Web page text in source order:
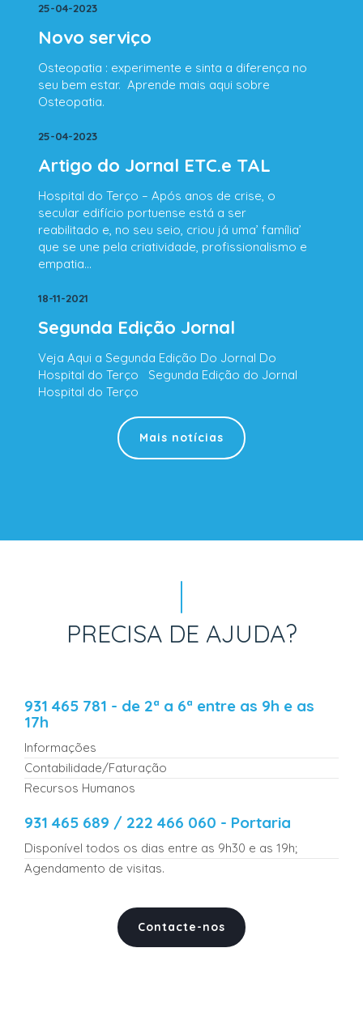
25-04-2023
Novo serviço
Osteopatia : experimente e sinta a diferença no
seu bem estar. Aprende mais aqui sobre
Osteopatia.
25-04-2023
Artigo do Jornal ETC.e TAL
Hospital do Terço – Após anos de crise, o
secular edifício portuense está a ser
reabilitado e, no seu seio, criou já uma’ família’
que se une pela criatividade, profissionalismo e
empatia…
18-11-2021
Segunda Edição Jornal
Veja Aqui a Segunda Edição Do Jornal Do
Hospital do Terço Segunda Edição do Jornal
Hospital do Terço
Mais notícias
PRECISA DE AJUDA?
931 465 781 - de 2ª a 6ª entre as 9h e as
17h
Informações
Contabilidade/Faturação
Recursos Humanos
931 465 689 / 222 466 060 - Portaria
Disponível todos os dias entre as 9h30 e as 19h;
Agendamento de visitas.
Contacte-nos